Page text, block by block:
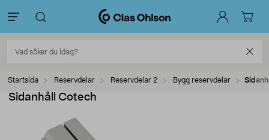
Startsida Reservdelar Reservdelar 2 Bygg reservdelar
Sidanhåll Cotech